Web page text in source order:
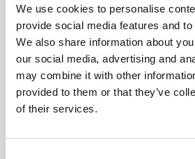
We use cookies to personalise
provide social media features and
We also share information about
our social media, advertising and
may combine it with other
provided to them or that they’ve
of their services.
Ontdek meer |Plan een demo